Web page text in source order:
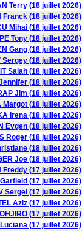
Terry (18 juillet 2026)
Franck (18 juillet 2026)
Mihai (18 juillet 2026)
Tony (18 juillet 2026)
Gang (18 juillet 2026)
Sergey (18 juillet 2026)
Salah (18 juillet 2026)
(18 juillet 2026)
Jim (18 juillet 2026)
Margot (18 juillet 2026)
Irena (18 juillet 2026)
Evgen (18 juillet 2026)
Roger (18 juillet 2026)
(18 juillet 2026)
Joe (18 juillet 2026)
Freddy (17 juillet 2026)
(17 juillet 2026)
Sergei (17 juillet 2026)
Aziz (17 juillet 2026)
(17 juillet 2026)
Luciana (17 juillet 2026)